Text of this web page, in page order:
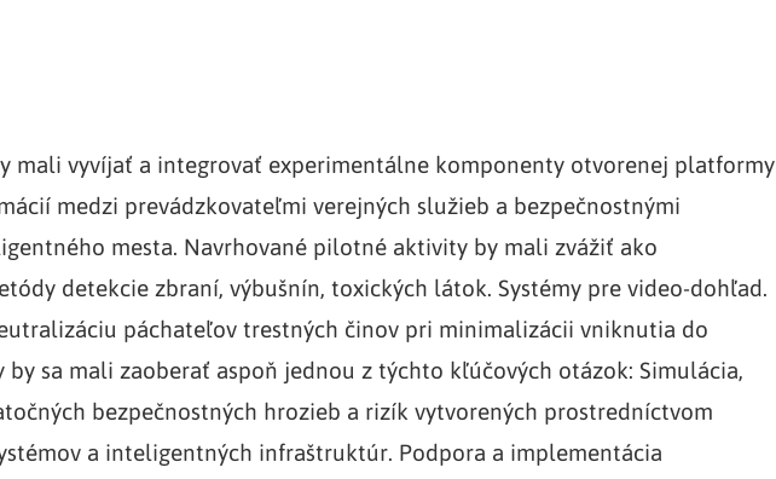
mali vyvíjať a integrovať experimentálne komponenty otvorenej platformy
medzi prevádzkovateľmi verejných služieb a bezpečnostnými
mesta. Navrhované pilotné aktivity by mali zvážiť ako
detekcie zbraní, výbušnín, toxických látok. Systémy pre video-dohľad.
páchateľov trestných činov pri minimalizácii vniknutia do
sa mali zaoberať aspoň jednou z týchto kľúčových otázok: Simulácia,
bezpečnostných hrozieb a rizík vytvorených prostredníctvom
a inteligentných infraštruktúr. Podpora a implementácia